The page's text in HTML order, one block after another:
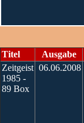
Titel Ausgabe
Zeitgeist
1985 -
89 Box
06.06.2008